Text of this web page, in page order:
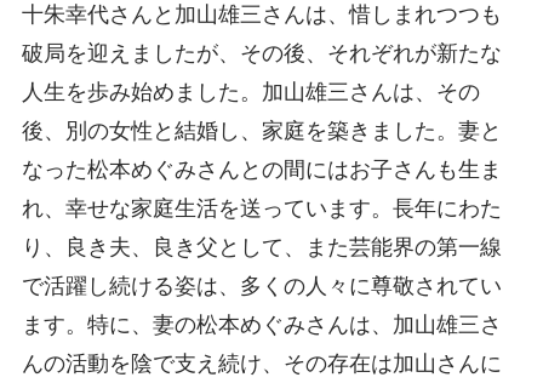
十朱幸代さんと加山雄三さんは、惜しまれつつも
破局を迎えましたが、その後、それぞれが新たな
人生を歩み始めました。加山雄三さんは、その
後、別の女性と結婚し、家庭を築きました。妻と
なった松本めぐみさんとの間にはお子さんも生ま
れ、幸せな家庭生活を送っています。長年にわた
り、良き夫、良き父として、また芸能界の第一線
で活躍し続ける姿は、多くの人々に尊敬されてい
ます。特に、妻の松本めぐみさんは、加山雄三さ
んの活動を陰で支え続け、その存在は加山さんに